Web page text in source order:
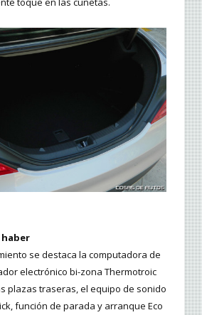
haber
se destaca la computadora de
electrónico bi-zona Thermotroic
plazas traseras, el equipo de sonido
función de parada y arranque Eco